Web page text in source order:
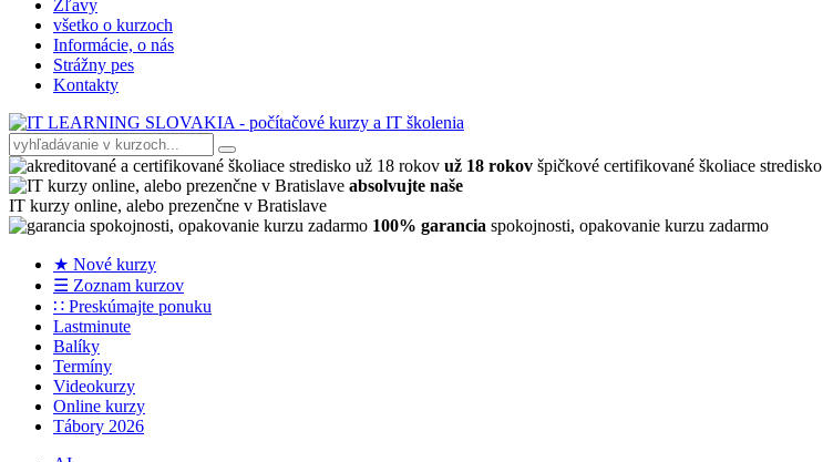
Zľavy
všetko o kurzoch
Informácie, o nás
Strážny pes
Kontakty
už 18 rokov špičkové certifikované školiace stredisko
absolvujte naše
IT kurzy online, alebo prezenčne v Bratislave
100% garancia spokojnosti, opakovanie kurzu zadarmo
★ Nové kurzy
☰ Zoznam kurzov
∷ Preskúmajte ponuku
Lastminute
Balíky
Termíny
Videokurzy
Online kurzy
Tábory 2026